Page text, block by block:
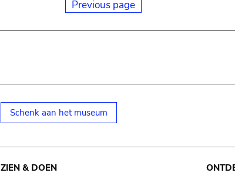
Previous page
Schenk aan het museum
ZIEN & DOEN